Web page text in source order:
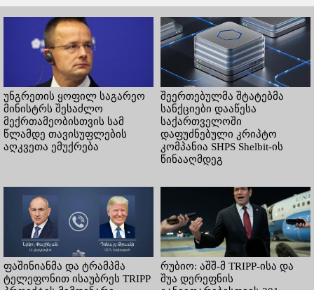
უნგრეთის ყოფილ საგარეო
მინისტრს შესაძლო
მექრთამეობისთვის სამ
წლამდე თავისუფლების
აღკვეთა ემუქრება
შეერთებულმა შტატებმა
სანქციები დააწესა
საქართველოში
დაფუძნებული კრიპტო
კომპანია SHPS Shelbit-ის
წინააღმდეგ
ფაშინიანმა და ტრამპმა
ტელეფონით ისაუბრეს TRIPP
რუბიო: აშშ-მ TRIPP-ისა და
შუა დერეფნის